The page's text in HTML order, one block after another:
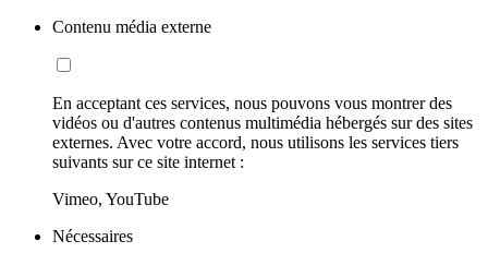
Contenu média externe
En acceptant ces services, nous pouvons vous montrer des
vidéos ou d'autres contenus multimédia hébergés sur des sites
externes. Avec votre accord, nous utilisons les services tiers
suivants sur ce site internet :
Vimeo, YouTube
Nécessaires